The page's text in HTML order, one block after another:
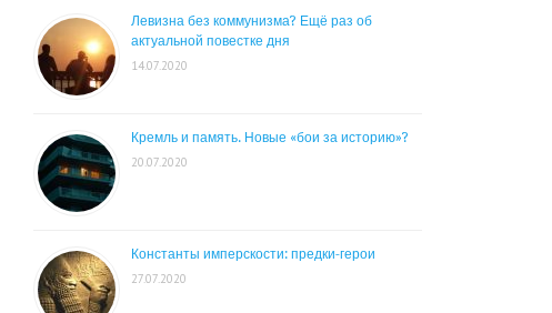
Левизна без коммунизма? Ещё раз об
актуальной повестке дня
14.07.2020
Кремль и память. Новые «бои за историю»?
20.07.2020
Константы имперскости: предки-герои
27.07.2020